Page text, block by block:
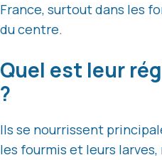
France, surtout dans les
du centre.
Quel est leur
?
Ils se nourrissent
les fourmis et leurs